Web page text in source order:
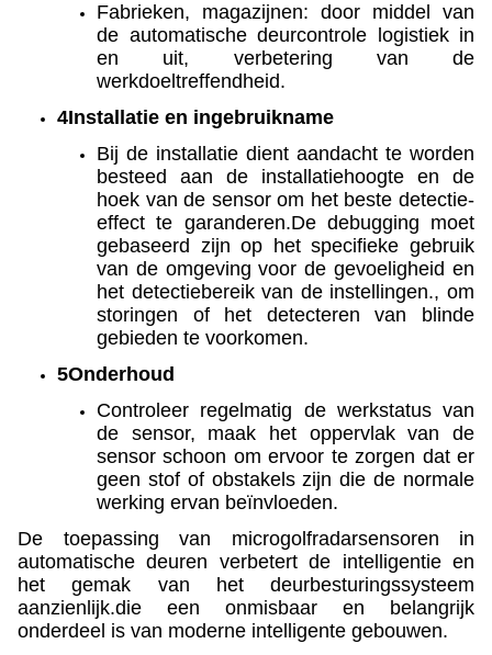
Fabrieken, magazijnen: door middel van
de automatische deurcontrole logistiek in
en uit, verbetering van de
werkdoeltreffendheid.
4Installatie en ingebruikname
Bij de installatie dient aandacht te worden
besteed aan de installatiehoogte en de
hoek van de sensor om het beste detectie-
effect te garanderen.De debugging moet
gebaseerd zijn op het specifieke gebruik
van de omgeving voor de gevoeligheid en
het detectiebereik van de instellingen., om
storingen of het detecteren van blinde
gebieden te voorkomen.
5Onderhoud
Controleer regelmatig de werkstatus van
de sensor, maak het oppervlak van de
sensor schoon om ervoor te zorgen dat er
geen stof of obstakels zijn die de normale
werking ervan beïnvloeden.
De toepassing van microgolfradarsensoren in
automatische deuren verbetert de intelligentie en
het gemak van het deurbesturingssysteem
aanzienlijk.die een onmisbaar en belangrijk
onderdeel is van moderne intelligente gebouwen.